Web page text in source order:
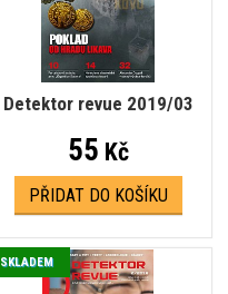
Detektor revue 2019/03
55 Kč
PŘIDAT DO KOŠÍKU
SKLADEM